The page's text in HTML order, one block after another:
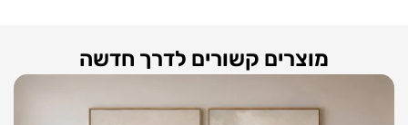
מוצרים קשורים לדרך חדשה